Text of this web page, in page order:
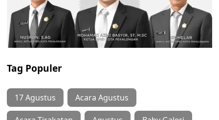
Tag Populer
17 Agustus Acara Agustus